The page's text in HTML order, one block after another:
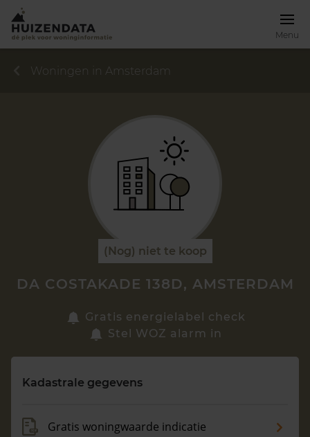
Menu
Zoek een woning
Maandag t/m vrijdag - 08:00 -18:00
Woningen in Amsterdam
(Nog) niet te koop
DA COSTAKADE 138D, AMSTERDAM
Gratis energielabel check
Stel WOZ alarm in
Kadastrale gegevens
Gratis woningwaarde indicatie